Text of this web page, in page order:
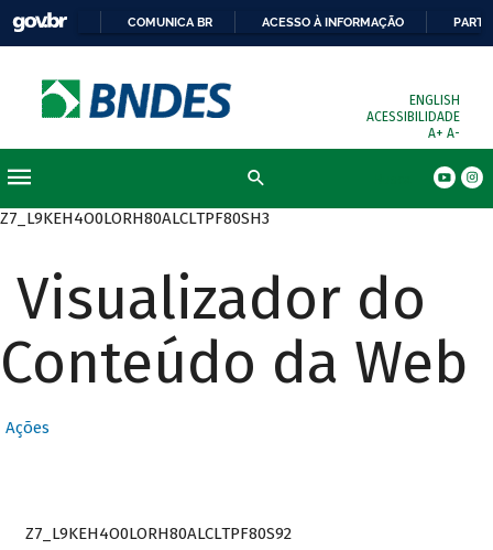
COMUNICA BR ACESSO À INFORMAÇÃO
ENGLISH
ACESSIBILIDADE
A+ A-
Z7_L9KEH4O0LORH80ALCLTPF80SH3
Visualizador do
Conteúdo da Web
Ações
Z7_L9KEH4O0LORH80ALCLTPF80S92